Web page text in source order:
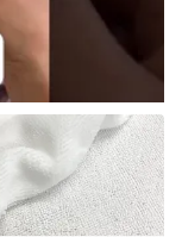
naravne
do občutljive
brisače s
elastana se ta
izbira za
priljubljenih